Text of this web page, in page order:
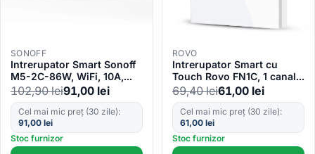
SONOFF
Intrerupator Smart Sonoff
M5-2C-86W, WiFi, 10A,
Matter, 2 canale
102,90lei91,00 lei
Cel mai mic preț (30 zile):
91,00 lei
Stoc furnizor
ROVO
Intrerupator Smart cu
Touch Rovo FN1C, 1 canal,
Sticla Securizata, Tuya,
Life Smart, RF 433MHz,
Alexa si Google Assistant,
fara nul
69,40lei61,00 lei
Cel mai mic preț (30 zile):
61,00 lei
Stoc furnizor